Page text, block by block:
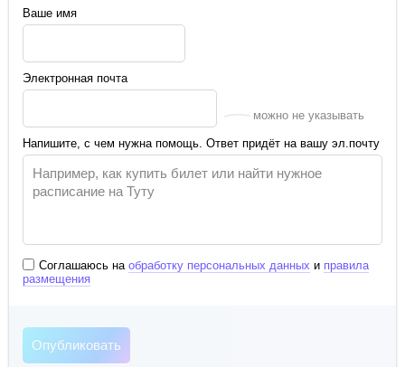
Ваше имя
Электронная почта
можно не указывать
Напишите, с чем нужна помощь. Ответ придёт на вашу эл.почту
Соглашаюсь на обработку персональных данных и правила
размещения